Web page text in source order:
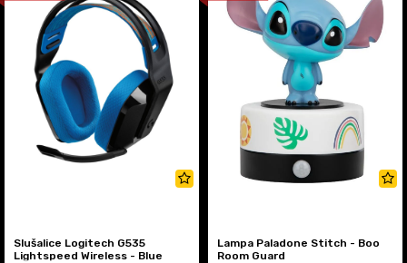
Slušalice Logitech G535
Lightspeed Wireless - Blue
Lampa Paladone Stitch - Boo
Room Guard